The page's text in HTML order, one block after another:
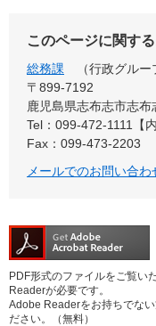
このページに関す
総務課
行政グルー
〒899-7192
鹿児島県志布志市志
Tel：099-472-1111【
Fax：099-473-2203
メールでのお問い合わ
PDF形式のファイルをご覧い
Readerが必要です。
Adobe Readerをお持ちでな
ださい。（無料）